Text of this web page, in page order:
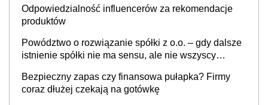
Odpowiedzialność influencerów za rekomendacje
produktów
Powództwo o rozwiązanie spółki z o.o. – gdy dalsze
istnienie spółki nie ma sensu, ale nie wszyscy
Bezpieczny zapas czy finansowa pułapka? Firmy
coraz dłużej czekają na gotówkę